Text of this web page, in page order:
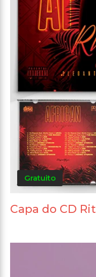
Gratuito
Capa do CD